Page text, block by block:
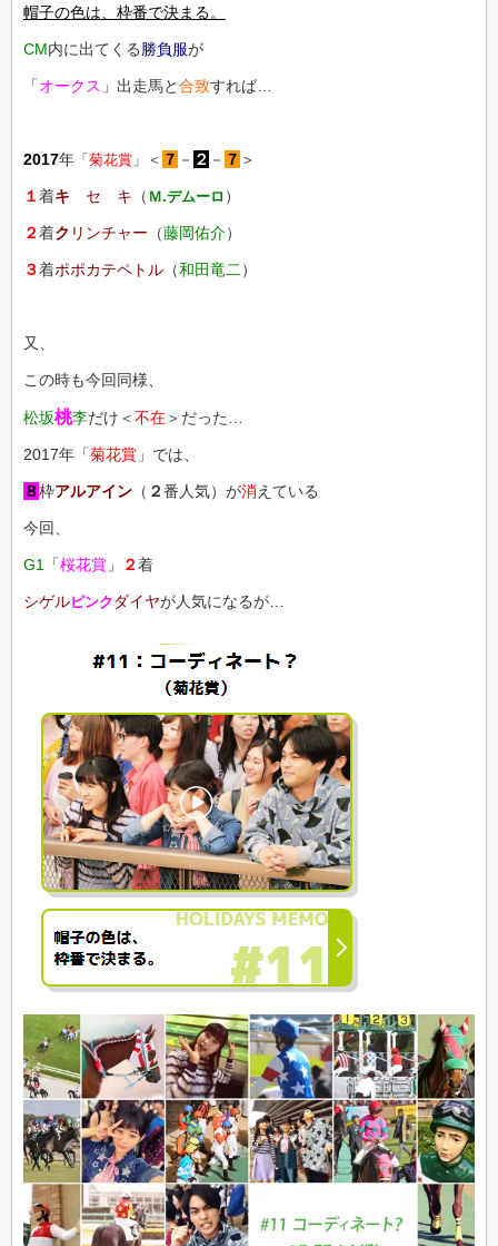
帽子の色は、枠番で決まる。
CM内に出てくる 勝負服が
「オークス 」出走馬と合致すれば…
2017年 「 菊花賞 」 ＜ ７ － ２ － ７ ＞
１着キ セ キ （ Ｍ.デムーロ ）
２着ク リンチャー （藤岡佑介）
３着ポポカテペトル （和田竜二 ）
又、
この時も今回同様、
松坂桃李だけ＜不在＞だった…
2017年「菊花賞 」では、
８枠アルアイン （ ２番人気）が消えている
今回、
G1 「桜花賞 」 ２着
シゲルピンク ダイヤが人気になるが…